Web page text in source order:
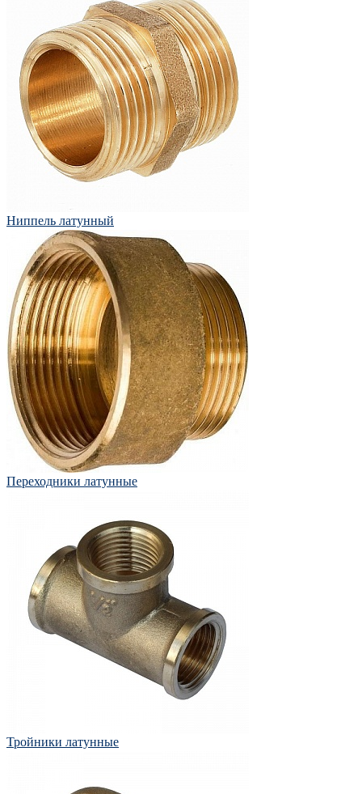
Ниппель латунный
Переходники латунные
Тройники латунные